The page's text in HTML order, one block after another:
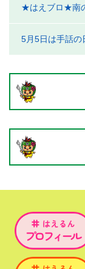
★はえブロ★南
5月5日は手話の